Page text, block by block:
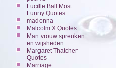
Lucille Ball Most
Funny Quotes
madonna
Malcolm X Quotes
Man vrouw spreuken
en wijsheden
Margaret Thatcher
Quotes
Marriage